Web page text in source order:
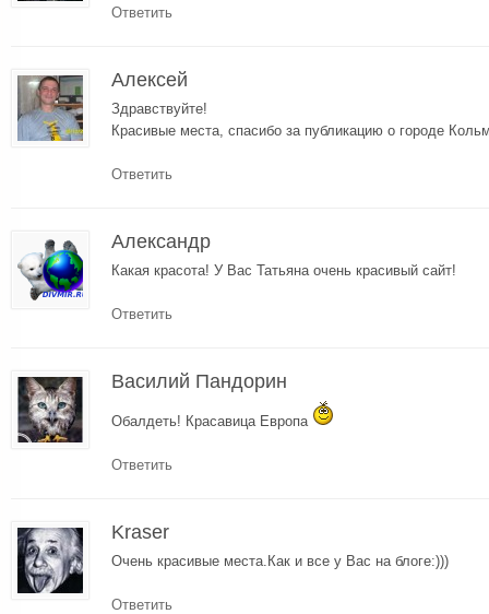
Ответить
Алексей
Здравствуйте!
Красивые места, спасибо за публикацию о городе
Ответить
Александр
Какая красота! У Вас Татьяна очень красивый сайт!
Ответить
Василий Пандорин
Обалдеть! Красавица Европа
Ответить
Kraser
Очень красивые места.Как и все у Вас на блоге:)))
Ответить